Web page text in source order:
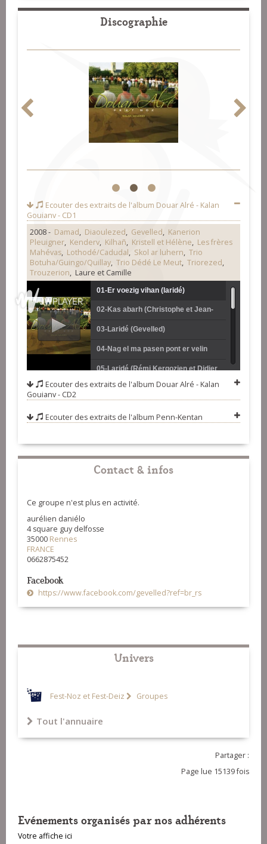
Discographie
1 2 3
Ecouter des extraits de l'album Douar Alré - Kalan
Gouianv - CD1
2008 - Damad, Diaoulezed, Gevelled, Kanerion
Pleuigner, Kenderv, Kilhañ, Kristell et Hélène, Les frères
Mahévas, Lothodé/Cadudal, Skol ar luhern, Trio
Botuha/Guingo/Quillay, Trio Dédé Le Meut, Triorezed,
Trouzerion, Laure et Camille
01-Er voezig vihan (laridé)
(Triorezed)
02-Kas abarh (Christophe et Jean-
Michel Mahévas)
03-Laridé (Gevelled)
04-Nag el ma pasen pont er velin
(kas abarh) (Trouzerion)
05-Laridé (Rémi Kergozien et Didier
Durassier)
06-Kas abarh (Damad)
Dominique Le Blay et Samuel Le
Hénanff)
09-Gavotte des montagnes (Kilhan)
10-Gavotte pourlet (Jorj Botuha,
Luhern)
12-Laridé (Laure et Camille)
13-Er verh é prizon (kas abarh)
Ecouter des extraits de l'album Douar Alré - Kalan
Gouianv - CD2
Ecouter des extraits de l'album Penn-Kentan
Contact & infos
Ce groupe n'est plus en activité.
aurélien daniélo
4 square guy delfosse
35000 Rennes
FRANCE
0662875452
Facebook
https://www.facebook.com/gevelled?ref=br_rs
Univers
Fest-Noz et Fest-Deiz Groupes
Tout l'annuaire
Partager :
Page lue 15139 fois
Evénements organisés par nos adhérents
Votre affiche ici